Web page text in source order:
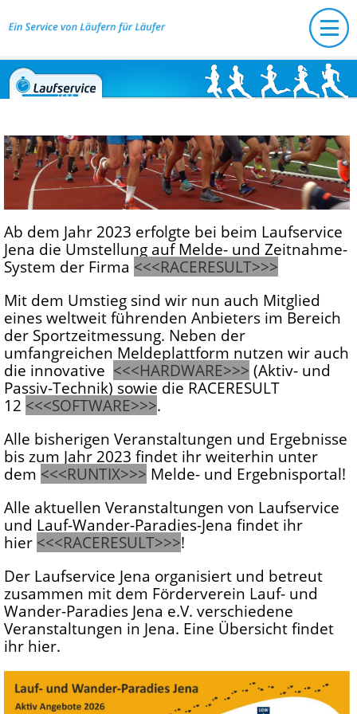
Ab dem Jahr 2023 erfolgte bei beim Laufservice
Jena die Umstellung auf Melde- und Zeitnahme-
System der Firma <<<RACERESULT>>>
Mit dem Umstieg sind wir nun auch Mitglied
eines weltweit führenden Anbieters im Bereich
der Sportzeitmessung. Neben der
umfangreichen Meldeplattform nutzen wir auch
die innovative <<<HARDWARE>>> (Aktiv- und
Passiv-Technik) sowie die RACERESULT
12 <<<SOFTWARE>>>.
Alle bisherigen Veranstaltungen und Ergebnisse
bis zum Jahr 2023 findet ihr weiterhin unter
dem <<<RUNTIX>>> Melde- und Ergebnisportal!
Alle aktuellen Veranstaltungen von Laufservice
und Lauf-Wander-Paradies-Jena findet ihr
hier <<<RACERESULT>>>!
Der Laufservice Jena organisiert und betreut
zusammen mit dem Förderverein Lauf- und
Wander-Paradies Jena e.V. verschiedene
Veranstaltungen in Jena. Eine Übersicht findet
ihr hier.